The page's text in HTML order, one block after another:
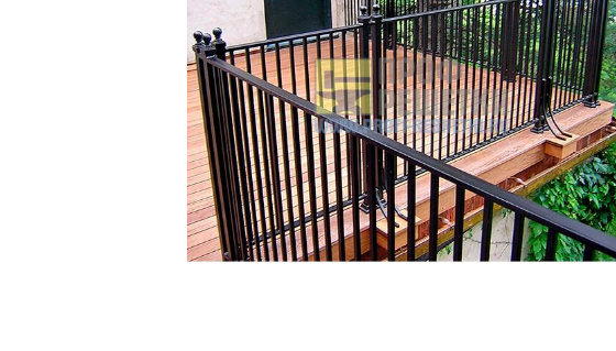
Ограждения лестничного марша
Перила для школы
Перила для детского сада
Перила для подъезда
Перила для террасы
Перила на забежные лестницы